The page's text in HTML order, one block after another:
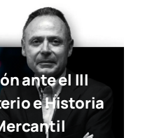
ante el III
e Historia